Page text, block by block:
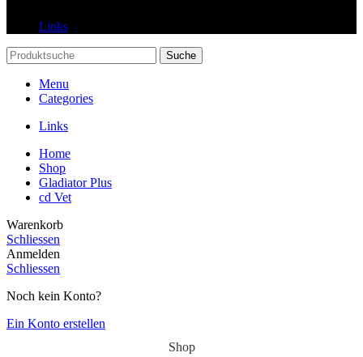
Links
Suche
Menu
Categories
Links
Home
Shop
Gladiator Plus
cd Vet
Warenkorb
Schliessen
Anmelden
Schliessen
Noch kein Konto?
Ein Konto erstellen
Shop